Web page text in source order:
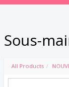
Sous-
All Products